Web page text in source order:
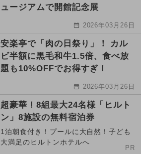
ュージアムで開館記念展
2026年03月26日
安楽亭で「肉の日祭り」！ カル
ビ半額に黒毛和牛1.5倍、食べ放
題も10%OFFでお得すぎ！
2026年03月26日
超豪華！8組最大24名様「ヒルト
ン」8施設の無料宿泊券
1泊朝食付き！プールに大自然！子ども
大満足のヒルトンホテルへ
PR